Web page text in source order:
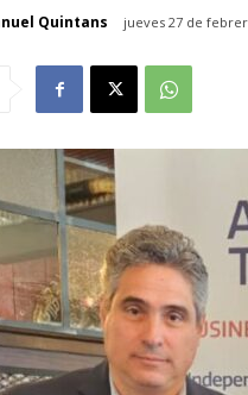
Quintans jueves 27 de